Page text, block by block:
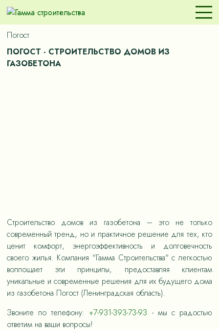
Погост
ПОГОСТ - СТРОИТЕЛЬСТВО ДОМОВ ИЗ
ГАЗОБЕТОНА
Строительство домов из газобетона – это не только
современный тренд, но и практичное решение для тех, кто
ценит комфорт, энергоэффективность и долговечность
своего жилья. Компания "Гамма Строительства" с легкостью
воплощает эти принципы, предоставляя клиентам
уникальные и современные решения для их будущего дома
из газобетона Погост (Ленинградская область).
Звоните по телефону:+7-931-393-73-93 - мы с радостью
ответим на ваши вопросы!